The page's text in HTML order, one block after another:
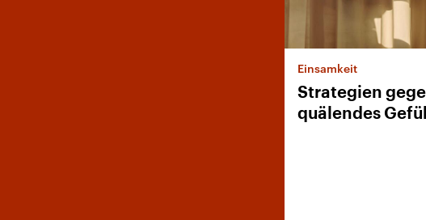
Einsamkeit
Strategien
quälendes